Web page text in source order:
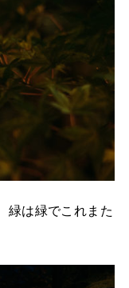
緑は緑でこれまた